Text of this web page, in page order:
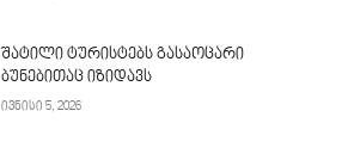
შატილი ტურისტებს გასაოცარი
ბუნებითაც იზიდავს
ივნისი 5, 2026